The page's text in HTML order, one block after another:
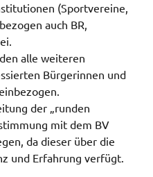
(Sportvereine,
auch BR,
alle weiteren
Bürgerinnen und
der „runden
mit dem BV
da dieser über die
und Erfahrung verfügt.